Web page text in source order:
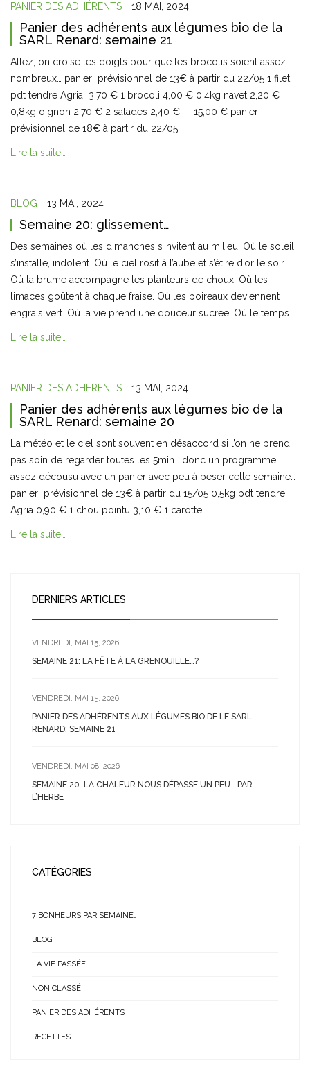
PANIER DES ADHÉRENTS 18 MAI, 2024
Panier des adhérents aux légumes bio de la
SARL Renard: semaine 21
Allez, on croise les doigts pour que les brocolis soient assez
nombreux… panier prévisionnel de 13€ à partir du 22/05 1 filet
pdt tendre Agria 3,70 € 1 brocoli 4,00 € 0,4kg navet 2,20 €
0,8kg oignon 2,70 € 2 salades 2,40 € 15,00 € panier
prévisionnel de 18€ à partir du 22/05
Lire la suite…
BLOG 13 MAI, 2024
Semaine 20: glissement…
Des semaines où les dimanches s’invitent au milieu. Où le soleil
s’installe, indolent. Où le ciel rosit à l’aube et s’étire d’or le soir.
Où la brume accompagne les planteurs de choux. Où les
limaces goûtent à chaque fraise. Où les poireaux deviennent
engrais vert. Où la vie prend une douceur sucrée. Où le temps
Lire la suite…
PANIER DES ADHÉRENTS 13 MAI, 2024
Panier des adhérents aux légumes bio de la
SARL Renard: semaine 20
La météo et le ciel sont souvent en désaccord si l’on ne prend
pas soin de regarder toutes les 5min… donc un programme
assez décousu avec un panier avec peu à peser cette semaine…
panier prévisionnel de 13€ à partir du 15/05 0,5kg pdt tendre
Agria 0,90 € 1 chou pointu 3,10 € 1 carotte
Lire la suite…
DERNIERS ARTICLES
VENDREDI, MAI 15, 2026
SEMAINE 21: LA FÊTE À LA GRENOUILLE…?
VENDREDI, MAI 15, 2026
PANIER DES ADHÉRENTS AUX LÉGUMES BIO DE LE SARL
RENARD: SEMAINE 21
VENDREDI, MAI 08, 2026
SEMAINE 20: LA CHALEUR NOUS DÉPASSE UN PEU… PAR
L’HERBE
CATÉGORIES
7 BONHEURS PAR SEMAINE…
BLOG
LA VIE PASSÉE
NON CLASSÉ
PANIER DES ADHÉRENTS
RECETTES